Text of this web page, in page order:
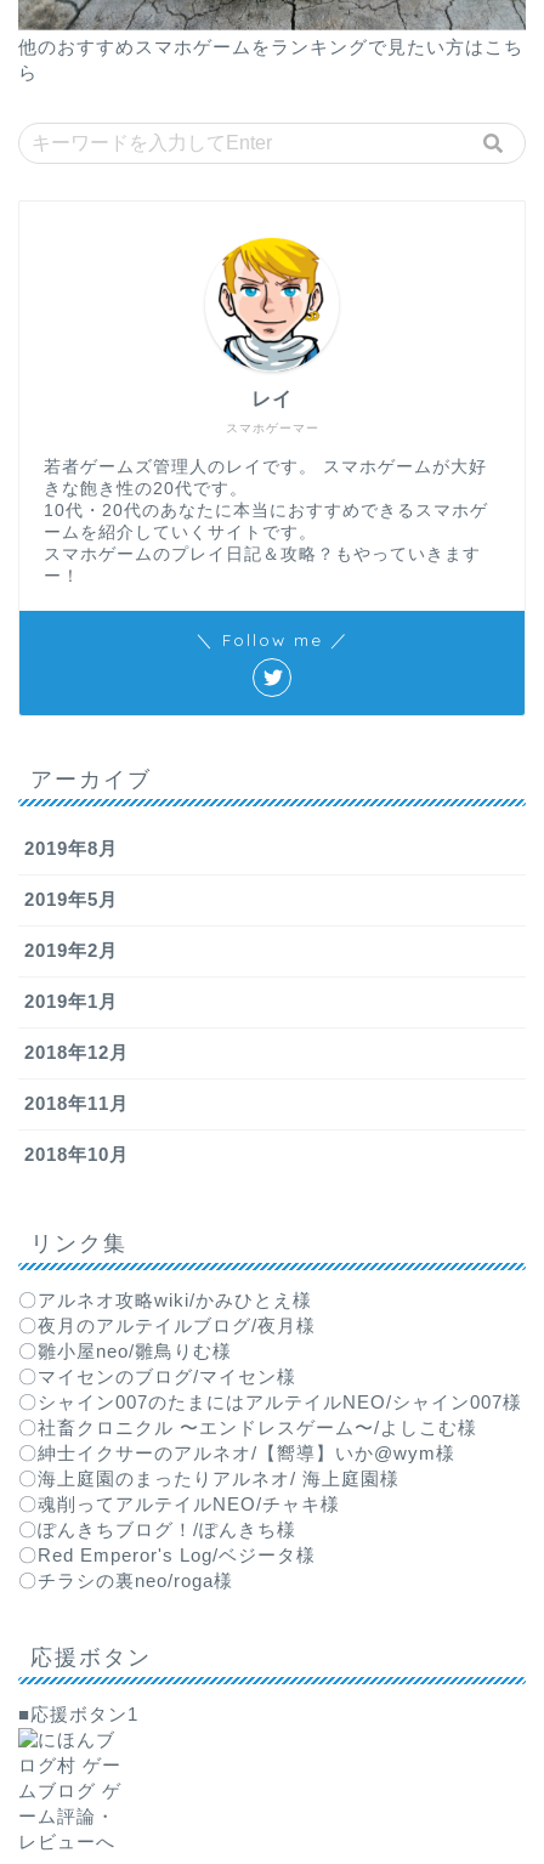
他のおすすめスマホゲームをランキングで見たい方はこち
ら
スマホゲーマー
レイ
若者ゲームズ管理人のレイです。 スマホゲームが大好
きな飽き性の20代です。
10代・20代のあなたに本当におすすめできるスマホゲ
ームを紹介していくサイトです。
スマホゲームのプレイ日記＆攻略？もやっていきます
ー！
＼ Follow me ／
アーカイブ
2019年8月
2019年5月
2019年2月
2019年1月
2018年12月
2018年11月
2018年10月
リンク集
〇アルネオ攻略wiki/かみひとえ様
〇夜月のアルテイルブログ/夜月様
〇雛小屋neo/雛鳥りむ様
〇マイセンのブログ/マイセン様
〇シャイン007のたまにはアルテイルNEO/シャイン007様
〇社畜クロニクル 〜エンドレスゲーム〜/よしこむ様
〇紳士イクサーのアルネオ/【嚮導】いか@wym様
〇海上庭園のまったりアルネオ/ 海上庭園様
〇魂削ってアルテイルNEO/チャキ様
〇ぽんきちブログ！/ぽんきち様
〇Red Emperor's Log/ベジータ様
〇チラシの裏neo/roga様
応援ボタン
■応援ボタン1